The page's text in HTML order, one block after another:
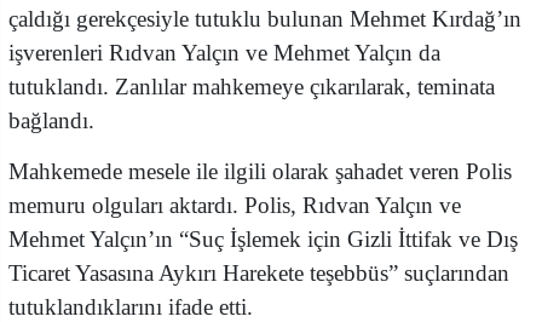
çaldığı gerekçesiyle tutuklu bulunan Mehmet Kırdağ’ın
işverenleri Rıdvan Yalçın ve Mehmet Yalçın da
tutuklandı. Zanlılar mahkemeye çıkarılarak, teminata
bağlandı.
Mahkemede mesele ile ilgili olarak şahadet veren Polis
memuru olguları aktardı. Polis, Rıdvan Yalçın ve
Mehmet Yalçın’ın “Suç İşlemek için Gizli İttifak ve Dış
Ticaret Yasasına Aykırı Harekete teşebbüs” suçlarından
tutuklandıklarını ifade etti.